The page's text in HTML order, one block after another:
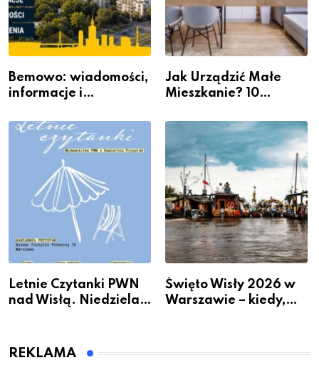
Bemowo: wiadomości,
informacje i
Jak Urządzić Małe
Mieszkanie? 10
Przestrzeni Bez
Kosztownego Remontu
Letnie Czytanki PWN
nad Wisłą. Niedziela z
Święto Wisły 2026 w
Warszawie – kiedy,
REKLAMA